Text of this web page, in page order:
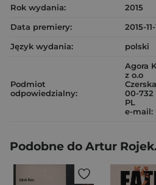
Rok wydania:
2015
Data premiery:
2015-
Język wydania:
polski
Podmiot
odpowiedzialny:
Agora
z o.o
00-732
PL
e-mail:
Podobne do Artur